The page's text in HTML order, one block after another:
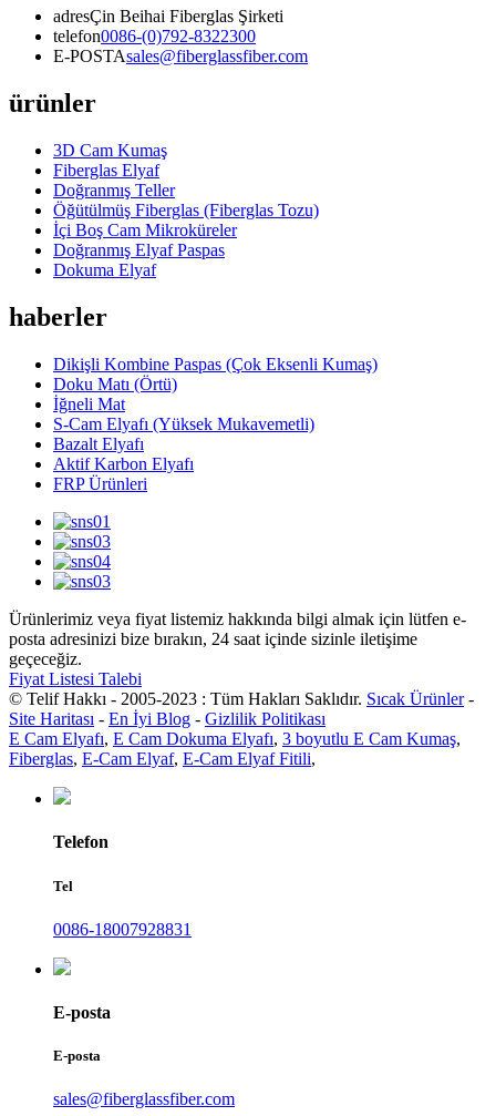
adresÇin Beihai Fiberglas Şirketi
telefon0086-(0)792-8322300
E-POSTAsales@fiberglassfiber.com
ürünler
3D Cam Kumaş
Fiberglas Elyaf
Doğranmış Teller
Öğütülmüş Fiberglas (Fiberglas Tozu)
İçi Boş Cam Mikroküreler
Doğranmış Elyaf Paspas
Dokuma Elyaf
haberler
Dikişli Kombine Paspas (Çok Eksenli Kumaş)
Doku Matı (Örtü)
İğneli Mat
S-Cam Elyafı (Yüksek Mukavemetli)
Bazalt Elyafı
Aktif Karbon Elyafı
FRP Ürünleri
Ürünlerimiz veya fiyat listemiz hakkında bilgi almak için lütfen e-
posta adresinizi bize bırakın, 24 saat içinde sizinle iletişime
geçeceğiz.
Fiyat Listesi Talebi
© Telif Hakkı - 2005-2023 : Tüm Hakları Saklıdır. Sıcak Ürünler-
Site Haritası - En İyi Blog - Gizlilik Politikası
E Cam Elyafı, E Cam Dokuma Elyafı, 3 boyutlu E Cam Kumaş,
Fiberglas, E-Cam Elyaf, E-Cam Elyaf Fitili,
Telefon
Tel
0086-18007928831
E-posta
E-posta
sales@fiberglassfiber.com